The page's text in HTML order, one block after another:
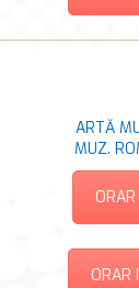
ARTĂ
MUZ.
ORAR